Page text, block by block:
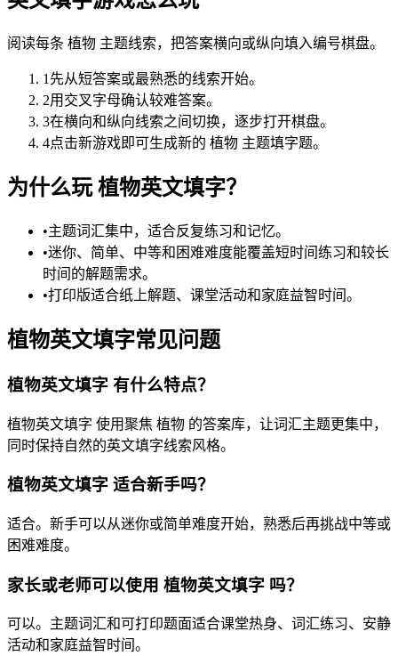
阅读每条 植物 主题线索，把答案横向或纵向填入编号棋盘。
1 先从短答案或最熟悉的线索开始。
2用交叉字母确认较难答案。
3在横向和纵向线索之间切换，逐步打开棋盘。
4点击新游戏即可生成新的 植物 主题填字题。
为什么玩 植物英文填字？
•主题词汇集中，适合反复练习和记忆。
•迷你、简单、中等和困难难度能覆盖短时间练习和较长
时间的解题需求。
•打印版适合纸上解题、课堂活动和家庭益智时间。
植物英文填字常见问题
植物英文填字 有什么特点？
植物英文填字 使用聚焦 植物 的答案库，让词汇主题更集中，
同时保持自然的英文填字线索风格。
植物英文填字 适合新手吗？
适合。新手可以从迷你或简单难度开始，熟悉后再挑战中等或
困难难度。
家长或老师可以使用 植物英文填字 吗？
可以。主题词汇和可打印题面适合课堂热身、词汇练习、安静
活动和家庭益智时间。